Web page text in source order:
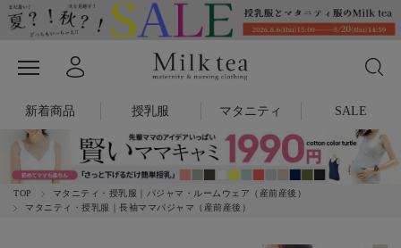
新着商品 授乳服 マタニティ SALE
TOP
マタニティ・授乳服｜パジャマ・ルームウェア（産前産後）
マタニティ・授乳服｜長袖ママパジャマ（産前産後）